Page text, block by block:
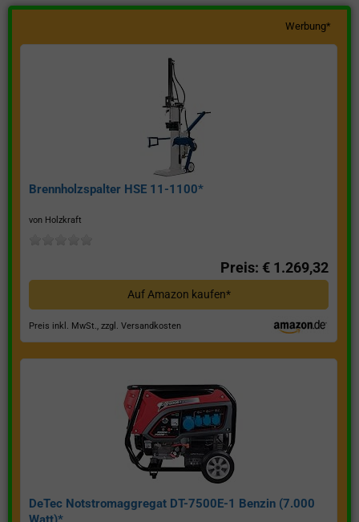
Werbung*
Brennholzspalter HSE 11-1100*
von Holzkraft
Preis: € 1.269,32
Auf Amazon kaufen*
Preis inkl. MwSt., zzgl. Versandkosten
DeTec Notstromaggregat DT-7500E-1 Benzin (7.000